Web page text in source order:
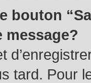
bouton
message?
tard. Pour